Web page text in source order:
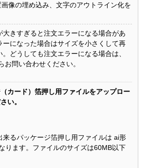
像の埋め込み、文字のアウトライン化を
きすぎると注文エラーになる場合があ
ーになった場合はサイズを小さくして再
どうしても注文エラーになる場合は、
お問い合わせください。
カード）箔押し用ファイルをアップロー
い。
るパッケージ箔押し用ファイルは ai形
ります。ファイルのサイズは60MB以下